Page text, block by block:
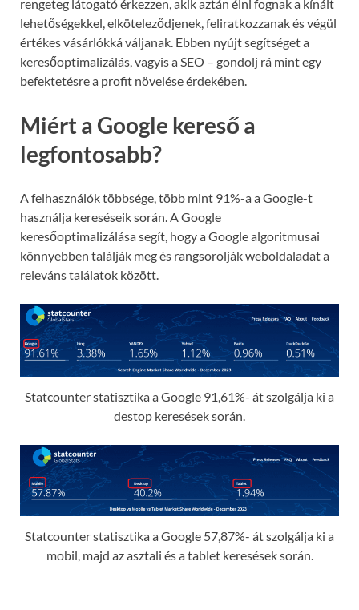
rengeteg látogató érkezzen, akik aztán élni fognak a kínált
lehetőségekkel, elköteleződjenek, feliratkozzanak és végül
értékes vásárlókká váljanak. Ebben nyújt segítséget a
keresőoptimalizálás, vagyis a SEO – gondolj rá mint egy
befektetésre a profit növelése érdekében.
Miért a Google kereső a
legfontosabb?
A felhasználók többsége, több mint 91%-a a Google-t
használja kereséseik során. A Google
keresőoptimalizálása segít, hogy a Google algoritmusai
könnyebben találják meg és rangsorolják weboldaladat a
releváns találatok között.
Statcounter statisztika a Google 91,61%- át szolgálja ki a
destop keresések során.
Statcounter statisztika a Google 57,87%- át szolgálja ki a
mobil, majd az asztali és a tablet keresések során.